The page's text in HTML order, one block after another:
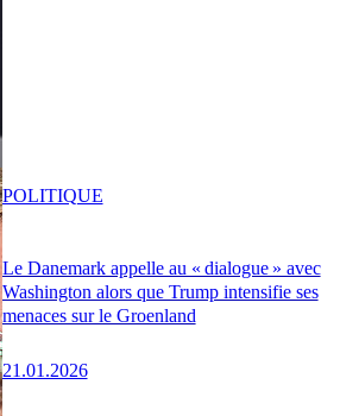
Le Danemark appelle au « dialogue » avec
Washington alors que Trump intensifie ses
menaces sur le Groenland
21.01.2026
POLITIQUE